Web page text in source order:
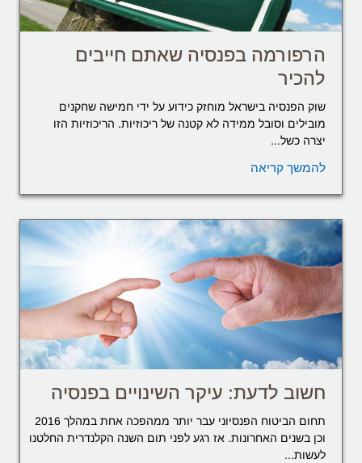
הרפורמה בפנסיה שאתם חייבים
להכיר
שוק הפנסיה בישראל מוחזק כידוע על ידי חמישה שחקנים
מובילים וסובל ממידה לא קטנה של ריכוזיות. הריכוזיות הזו
יצרה כשל...
להמשך קריאה
חשוב לדעת: עיקר השינויים בפנסיה
תחום הביטוח הפנסיוני עבר יותר ממהפכה אחת במהלך 2016
וכן בשנים האחרונות. אז רגע לפני תום השנה הקלנדרית החלטנו
לעשות...